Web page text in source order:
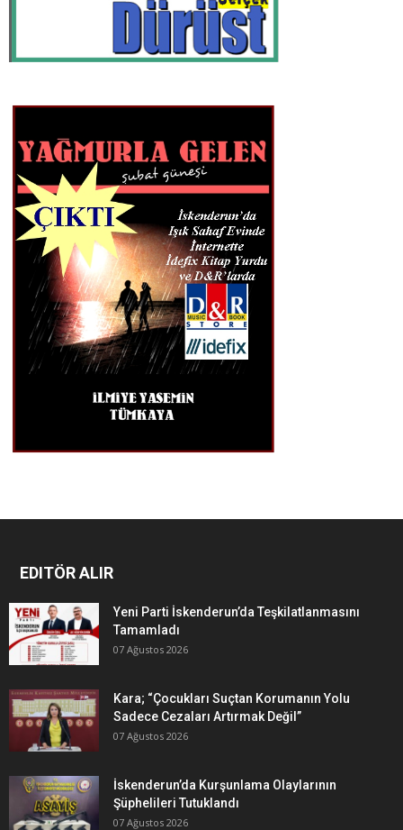
EDITÖR ALIR
Yeni Parti İskenderun’da Teşkilatlanmasını
Tamamladı
07 Ağustos 2026
Kara; “Çocukları Suçtan Korumanın Yolu
Sadece Cezaları Artırmak Değil”
07 Ağustos 2026
İskenderun’da Kurşunlama Olaylarının
Şüphelileri Tutuklandı
07 Ağustos 2026